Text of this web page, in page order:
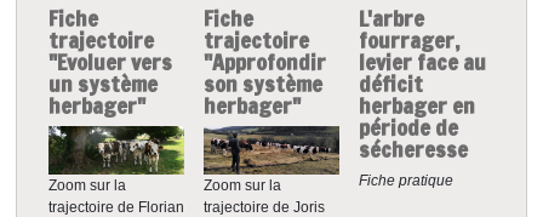
Fiche
trajectoire
"Evoluer vers
un système
herbager"
Zoom sur la
trajectoire de Florian
Fiche
trajectoire
"Approfondir
son système
herbager"
Zoom sur la
trajectoire de Joris
L'arbre
fourrager,
levier face au
déficit
herbager en
période de
sécheresse
Fiche pratique